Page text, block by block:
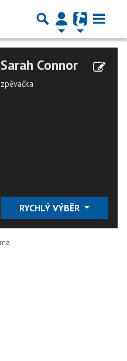
Sarah Connor
zpěvačka
RYCHLÝ VÝBĚR